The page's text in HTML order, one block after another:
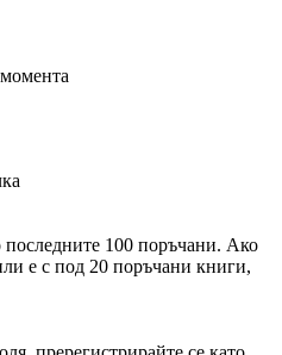
100 поръчани. Ако
е с под 20 поръчани книги,